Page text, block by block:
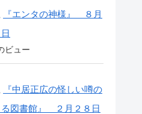
『エンタの神様』 ８月
ビュー
『中居正広の怪しい噂の
る図書館』 ２月２８日